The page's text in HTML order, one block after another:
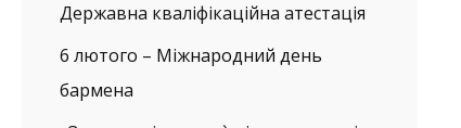
Державна кваліфікаційна атестація
6 лютого – Міжнародний день
бармена